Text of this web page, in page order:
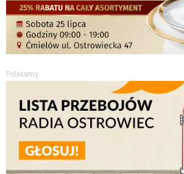
Polecamy